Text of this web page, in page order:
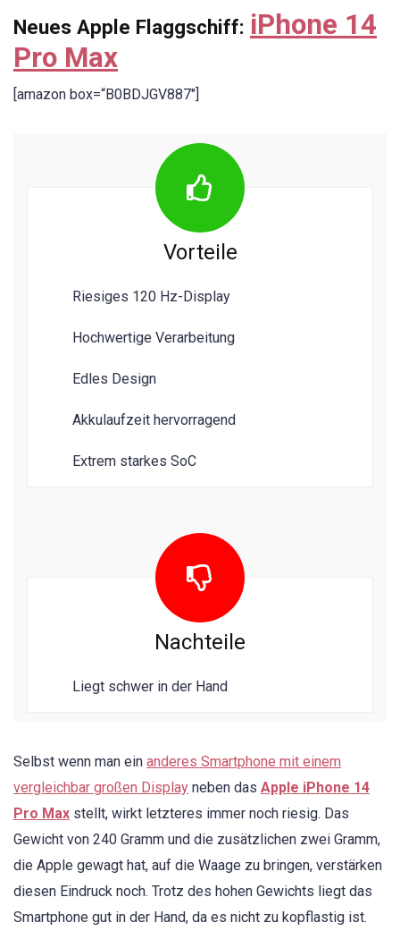
Neues Apple Flaggschiff: iPhone 14
Pro Max
[amazon box=“B0BDJGV887″]
Vorteile
Riesiges 120 Hz-Display
Hochwertige Verarbeitung
Edles Design
Akkulaufzeit hervorragend
Extrem starkes SoC
Nachteile
Liegt schwer in der Hand
Selbst wenn man ein anderes Smartphone mit einem
vergleichbar großen Display neben das Apple iPhone 14
Pro Max stellt, wirkt letzteres immer noch riesig. Das
Gewicht von 240 Gramm und die zusätzlichen zwei Gramm,
die Apple gewagt hat, auf die Waage zu bringen, verstärken
diesen Eindruck noch. Trotz des hohen Gewichts liegt das
Smartphone gut in der Hand, da es nicht zu kopflastig ist.